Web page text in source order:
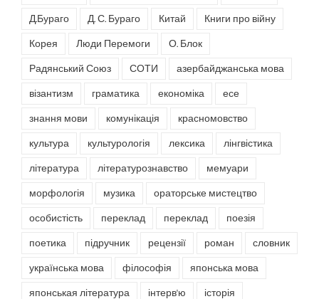
Д.Бураго Д. С. Бураго Китай Книги про війну
Корея Люди Перемоги О. Блок
Радянський Союз СОТИ азербайджанська мова
візантизм граматика економіка есе
знання мови комунікація красномовство
культура культурологія лексика лінгвістика
література літературознавство мемуари
морфологія музика ораторське мистецтво
особистість переклад переклад поезія
поетика підручник рецензії роман словник
українська мова філософія японська мова
японськая література інтерв'ю історія